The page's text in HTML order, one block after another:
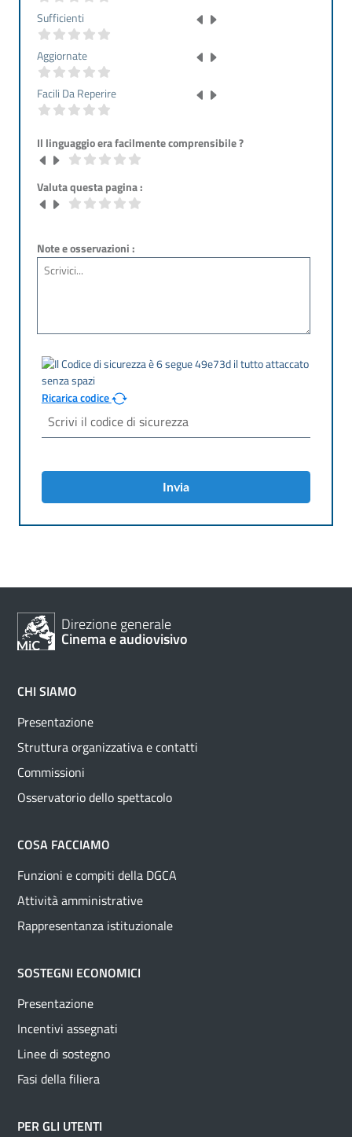
Sufficienti
Aggiornate
Facili Da Reperire
Il linguaggio era facilmente comprensibile ?
Valuta questa pagina :
Note e osservazioni :
Ricarica codice
Invia
Direzione generale
Cinema e audiovisivo
CHI SIAMO
Presentazione
Struttura organizzativa e contatti
Commissioni
Osservatorio dello spettacolo
COSA FACCIAMO
Funzioni e compiti della DGCA
Attività amministrative
Rappresentanza istituzionale
SOSTEGNI ECONOMICI
Presentazione
Incentivi assegnati
Linee di sostegno
Fasi della filiera
PER GLI UTENTI